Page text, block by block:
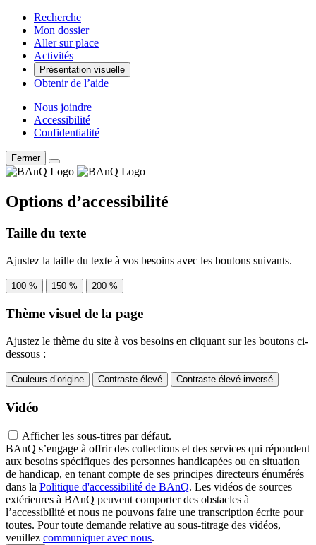
Recherche
Mon dossier
Aller sur place
Activités
Présentation visuelle
Obtenir de l’aide
Nous joindre
Accessibilité
Confidentialité
Fermer
Options d’accessibilité
Taille du texte
Ajustez la taille du texte à vos besoins avec les boutons suivants.
100 % 150 % 200 %
Thème visuel de la page
Ajustez le thème du site à vos besoins en cliquant sur les boutons ci-
dessous :
Couleurs d’origine Contraste élevé Contraste élevé inversé
Vidéo
Afficher les sous-titres par défaut.
BAnQ s’engage à offrir des collections et des services qui répondent
aux besoins spécifiques des personnes handicapées ou en situation
de handicap, en tenant compte de ses principes directeurs énumérés
dans la Politique d'accessibilité de BAnQ. Les vidéos de sources
extérieures à BAnQ peuvent comporter des obstacles à
l’accessibilité et nous ne pouvons faire une transcription écrite pour
toutes. Pour toute demande relative au sous-titrage des vidéos,
veuillez communiquer avec nous.